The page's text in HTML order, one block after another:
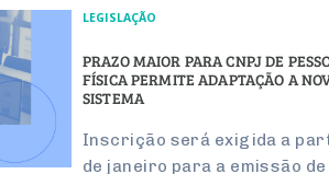
LEGISLAÇÃO
PRAZO MAIOR PARA CNPJ DE
FÍSICA PERMITE ADAPTAÇÃO A
SISTEMA
Inscrição será exigida a
de janeiro para a emissão de